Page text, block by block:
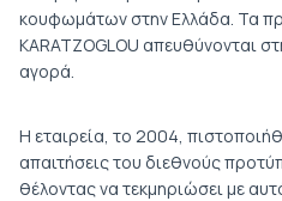
κουφωμάτων στην Ελλάδα. Τα
KARATZOGLOU απευθύνονται
αγορά.
Η εταιρεία, το 2004,
απαιτήσεις του διεθνούς
θέλοντας να τεκμηριώσει με